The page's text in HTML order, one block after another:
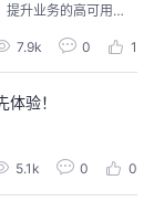
提升业务的高可用
7.9k 0 1
验！
5.1k 0 0